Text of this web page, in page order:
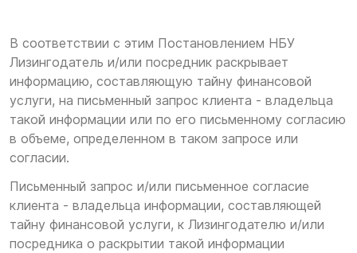
В соответствии с этим Постановлением НБУ
Лизингодатель и/или посредник раскрывает
информацию, составляющую тайну финансовой
услуги, на письменный запрос клиента - владельца
такой информации или по его письменному согласию
в объеме, определенном в таком запросе или
согласии.
Письменный запрос и/или письменное согласие
клиента - владельца информации, составляющей
тайну финансовой услуги, к Лизингодателю и/или
посредника о раскрытии такой информации